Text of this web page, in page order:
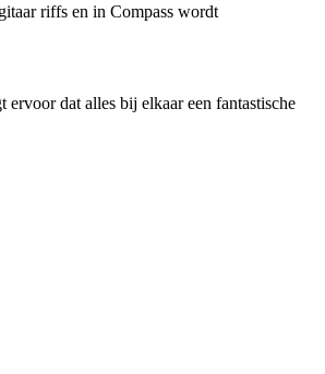
riffs en in Compass wordt
dat alles bij elkaar een fantastische